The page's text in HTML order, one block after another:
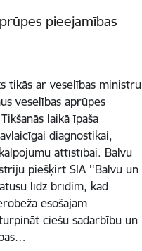
pieejamības
tikās ar veselības ministru
veselības aprūpes
laikā īpaša
diagnostikai,
attīstībai. Balvu
piešķirt SIA ''Balvu un
līdz brīdim, kad
esošajām
ciešu sadarbību un